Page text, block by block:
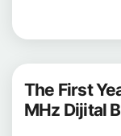
The First
MHz Dijital